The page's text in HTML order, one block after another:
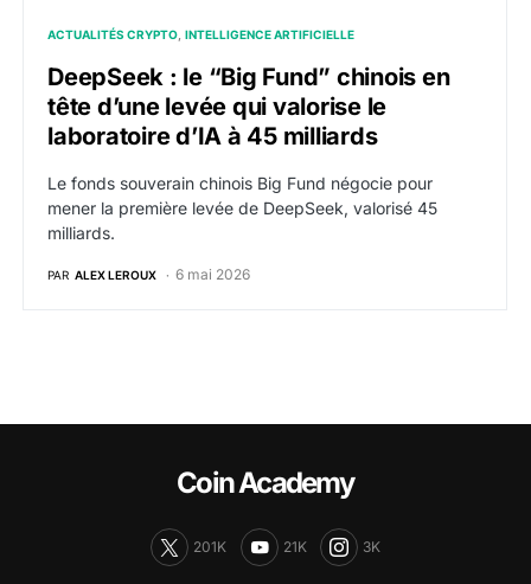
ACTUALITÉS CRYPTO INTELLIGENCE ARTIFICIELLE
DeepSeek : le “Big Fund” chinois en
tête d’une levée qui valorise le
laboratoire d’IA à 45 milliards
Le fonds souverain chinois Big Fund négocie pour
mener la première levée de DeepSeek, valorisé 45
milliards.
PAR ALEX LEROUX 6 mai 2026
Coin Academy
201K 21K 3K